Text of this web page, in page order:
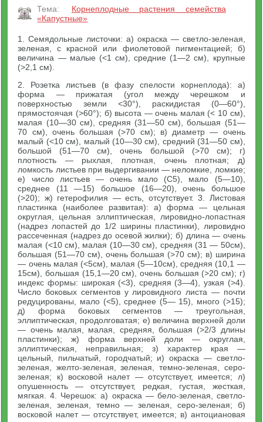
Тема:
Корнеплодные растения семейства
«Капустные»
1. Семядольные листочки: а) окраска — светло-зеленая,
зеленая, с красной или фиолетовой пигментацией; б)
величина — малые (<1 см), средние (1—2 см), крупные
(>2,1 см).
2. Розетка листьев (в фазу спелости корнеплода): а)
форма — прижатая (угол между черешком и
поверхностью земли <30°), раскидистая (0—60°),
прямостоячая (>60°); б) высота — очень малая (< 10 см),
малая (10—30 см), средняя (31—50 см), большая (51—
70 см), очень большая (>70 см); в) диаметр — очень
малый (<10 см), малый (10—30 см), средний (31—50 см),
большой (51—70 см), очень большой (>70 см); г)
плотность — рыхлая, плотная, очень плотная; д)
ломкость листьев при выдергивании — неломкие, ломкие;
е) число листьев — очень мало (С5), мало (5—10),
среднее (11 —15) большое (16—20), очень большое
(>20); ж) гетерофилия — есть, отсутствует. 3. Листовая
пластинка (наиболее развитая): а) форма — цельная
округлая, цельная эллиптическая, лировидно-лопастная
(надрез лопастей до 1/2 ширины пластинки), лировидно
рассеченная (надрез до осевой жилки); б) длина — очень
малая (<10 см), малая (10—30 см), средняя (31 — 50см),
большая (51—70 см), очень большая (>70 см); в) ширина
— очень малая (<5см), малая (5—10см), средняя (10,1 —
15см), большая (15,1—20 см), очень большая (>20 см); г)
индекс формы: широкая (<3), средняя (3—4), узкая (>4).
Число боковых сегментов у лировидного листа — почти
редуцированы, мало (<5), среднее (5— 15), много (>15);
д) форма боковых сегментов — треугольная,
эллиптическая, продолговатая; е) величина верхней доли
— очень малая, малая, средняя, большая (>2/3 длины
пластинки); ж) форма верхней доли — округлая,
эллиптическая, неправильная; з) характер края —
цельный, пильчатый, городчатый; и) окраска — светло-
зеленая, желто-зеленая, зеленая, темно-зеленая, серо-
зеленая; к) восковой налет — отсутствует, имеется; л)
опушенность — отсутствует, редкая, густая, жесткая,
мягкая. 4. Черешок: а) окраска — бело-зеленая, светло-
зеленая, зеленая, темно — зеленая, серо-зеленая; б)
восковой налет — отсутствует, имеется; в) антоциановая